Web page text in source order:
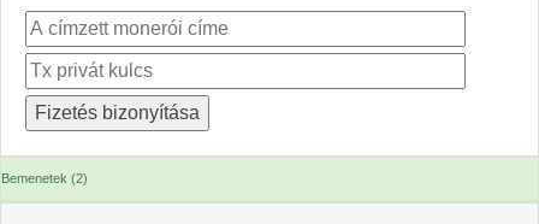
Bemenetek (2)